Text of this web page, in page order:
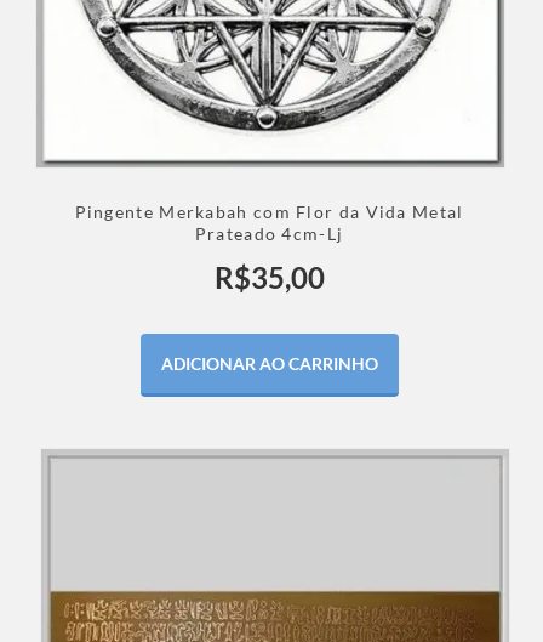
Pingente Merkabah com Flor da Vida Metal
Prateado 4cm-Lj
R$35,00
ADICIONAR AO CARRINHO